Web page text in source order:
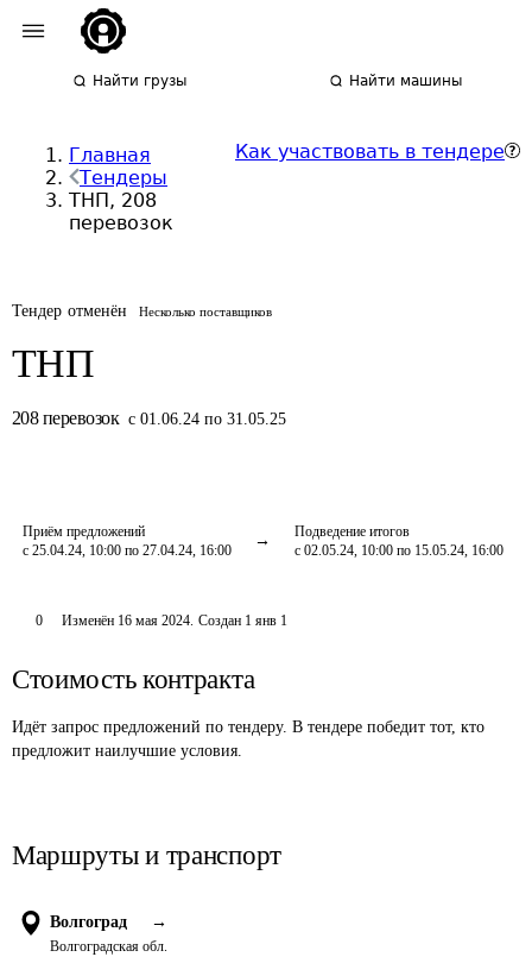
Найти грузы Найти машины
Главная
Тендеры
ТНП, 208
перевозок
Как участвовать в тендере
Тендер отменён Несколько поставщиков
ТНП
208 перевозок с 01.06.24 по 31.05.25
Приём предложений
с 25.04.24, 10:00 по 27.04.24, 16:00
Подведение итогов
с 02.05.24, 10:00 по 15.05.24, 16:00
0 Изменён 16 мая 2024. Создан 1 янв 1
Стоимость контракта
Идёт запрос предложений по тендеру. В тендере победит тот, кто
предложит наилучшие условия.
Маршруты и транспорт
Волгоград →
Волгоградская обл.